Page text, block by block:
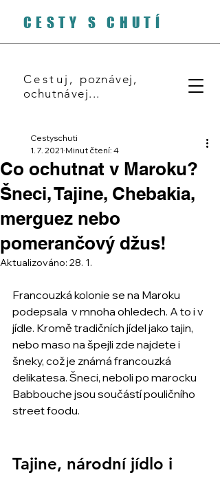
CESTY S CHUTÍ
Cestuj, poznávej,
ochutnávej...
Co ochutnat v Maroku?
Šneci, Tajine, Chebakia,
merguez nebo
pomerančový džus!
Cestyschuti
1. 7. 2021 Minut čtení: 4
Aktualizováno: 28. 1.
Francouzká kolonie se na Maroku
podepsala  v mnoha ohledech. A to i v
jídle. Kromě tradičních jídel jako tajin,
nebo maso na špejli zde najdete i
šneky, což je známá francouzká
delikatesa. Šneci, neboli po marocku
Babbouche jsou součástí pouličního
street foodu.
Tajine, národní jídlo i